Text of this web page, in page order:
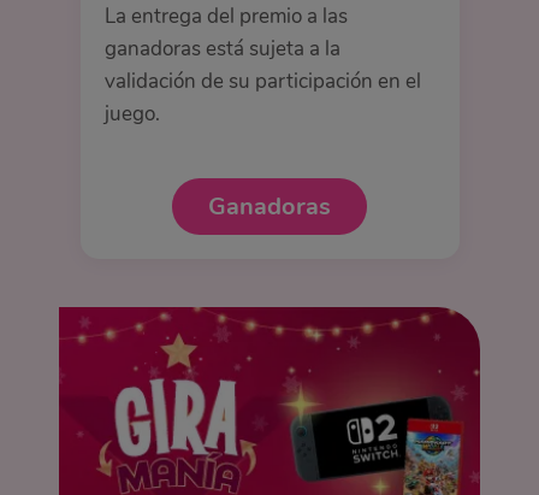
La entrega del premio a las
ganadoras está sujeta a la
validación de su participación en el
juego.
Ganadoras